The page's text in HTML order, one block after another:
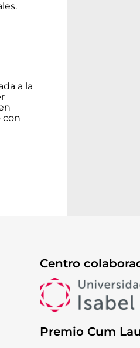
a la
con
Centro
Premio Cum